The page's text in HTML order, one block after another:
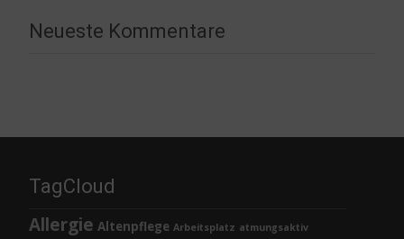
Neueste Kommentare
TagCloud
Allergie Altenpflege Arbeitsplatz atmungsaktiv